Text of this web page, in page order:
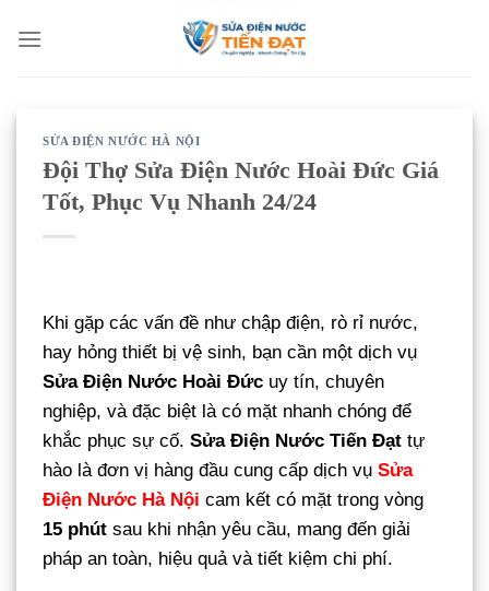
qua
SỬA ĐIỆN NƯỚC HÀ NỘI
Đội Thợ Sửa Điện Nước Hoài Đức Giá
Tốt, Phục Vụ Nhanh 24/24
Khi gặp các vấn đề như chập điện, rò rỉ nước,
hay hỏng thiết bị vệ sinh, bạn cần một dịch vụ
Sửa Điện Nước Hoài Đức uy tín, chuyên
nghiệp, và đặc biệt là có mặt nhanh chóng để
khắc phục sự cố. Sửa Điện Nước Tiến Đạt tự
hào là đơn vị hàng đầu cung cấp dịch vụ Sửa
Điện Nước Hà Nội cam kết có mặt trong vòng
15 phút sau khi nhận yêu cầu, mang đến giải
pháp an toàn, hiệu quả và tiết kiệm chi phí.